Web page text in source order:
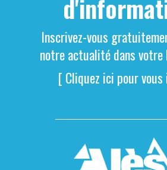
Inscrivez-vous
notre actualité dans votre
[ Cliquez ici pour